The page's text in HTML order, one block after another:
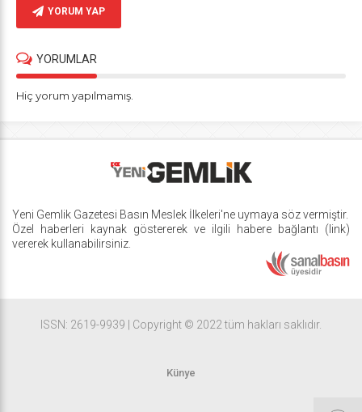
YORUM YAP
YORUMLAR
Hiç yorum yapılmamış.
Yeni Gemlik Gazetesi Basın Meslek İlkeleri'ne uymaya söz vermiştir.
Özel haberleri kaynak göstererek ve ilgili habere bağlantı (link)
vererek kullanabilirsiniz.
ISSN: 2619-9939 | Copyright © 2022 tüm hakları saklıdır.
Künye